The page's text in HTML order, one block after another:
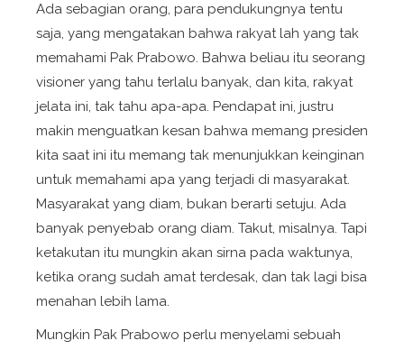
Ada sebagian orang, para pendukungnya tentu
saja, yang mengatakan bahwa rakyat lah yang tak
memahami Pak Prabowo. Bahwa beliau itu seorang
visioner yang tahu terlalu banyak, dan kita, rakyat
jelata ini, tak tahu apa-apa. Pendapat ini, justru
makin menguatkan kesan bahwa memang presiden
kita saat ini itu memang tak menunjukkan keinginan
untuk memahami apa yang terjadi di masyarakat.
Masyarakat yang diam, bukan berarti setuju. Ada
banyak penyebab orang diam. Takut, misalnya. Tapi
ketakutan itu mungkin akan sirna pada waktunya,
ketika orang sudah amat terdesak, dan tak lagi bisa
menahan lebih lama.
Mungkin Pak Prabowo perlu menyelami sebuah